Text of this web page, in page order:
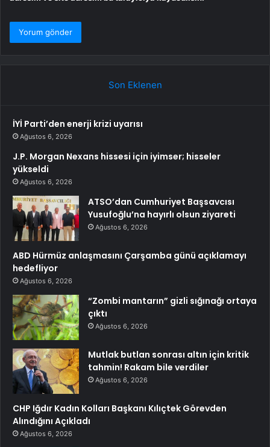
Son Eklenen
İYİ Parti’den enerji krizi uyarısı
Ağustos 6, 2026
J.P. Morgan Nexans hissesi için iyimser; hisseler
yükseldi
Ağustos 6, 2026
ATSO’dan Cumhuriyet Başsavcısı
Yusufoğlu’na hayırlı olsun ziyareti
Ağustos 6, 2026
ABD Hürmüz anlaşmasını Çarşamba günü açıklamayı
hedefliyor
Ağustos 6, 2026
“Zombi mantarın” gizli sığınağı ortaya
çıktı
Ağustos 6, 2026
Mutlak butlan sonrası altın için kritik
tahmin! Rakam bile verdiler
Ağustos 6, 2026
CHP Iğdır Kadın Kolları Başkanı Kılıçtek Görevden
Alındığını Açıkladı
Ağustos 6, 2026